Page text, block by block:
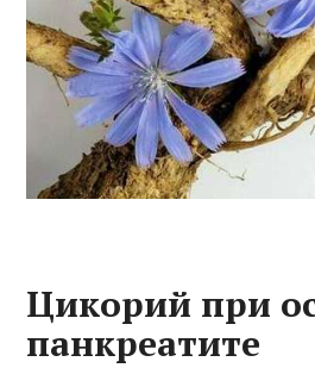
Цикорий при
панкреатите